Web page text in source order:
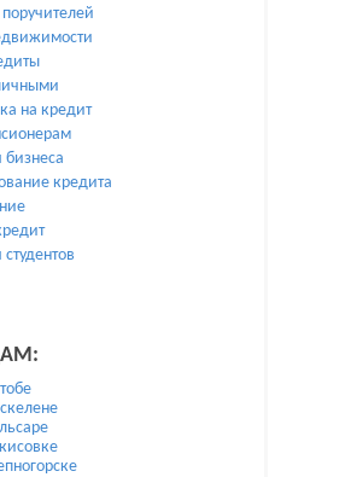
на кредит
кредита